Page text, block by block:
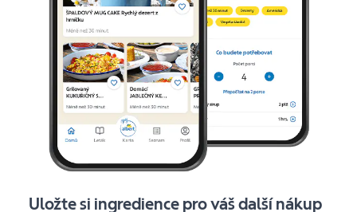
Uložte si ingredience pro váš další nákup